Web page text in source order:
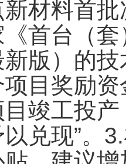
新材料首
首台（
新版）的
目奖励
竣工投
兑现”。